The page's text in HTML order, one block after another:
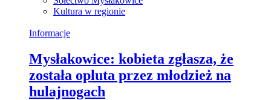
Kultura w regionie
Informacje
Mysłakowice: kobieta zgłasza, że
została opluta przez młodzież na
hulajnogach